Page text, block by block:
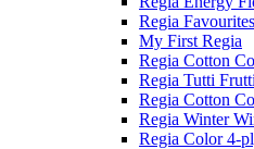
Regia
My First Regia
Regia Cotton
Regia Tutti
Regia Cotton
Regia Winter
Regia Color 4-